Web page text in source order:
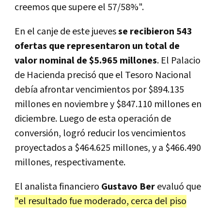
creemos que supere el 57/58%".
En el canje de este juevesse recibieron 543
ofertas que representaron un total de
valor nominal de $5.965 millones. El Palacio
de Hacienda precisó que el Tesoro Nacional
debía afrontar vencimientos por $894.135
millones en noviembre y $847.110 millones en
diciembre. Luego de esta operación de
conversión, logró reducir los vencimientos
proyectados a $464.625 millones, y a $466.490
millones, respectivamente.
El analista financiero Gustavo Berevaluó que
"el resultado fue moderado, cerca del piso